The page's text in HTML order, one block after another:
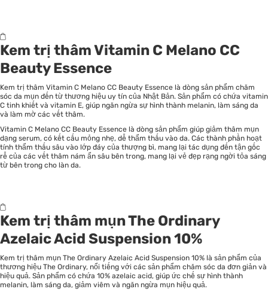
Kem trị thâm Vitamin C Melano CC
Beauty Essence
Kem trị thâm Vitamin C Melano CC Beauty Essence là dòng sản phẩm chăm
sóc da mụn đến từ thương hiệu uy tín của Nhật Bản. Sản phẩm có chứa vitamin
C tinh khiết và vitamin E, giúp ngăn ngừa sự hình thành melanin, làm sáng da
và làm mờ các vết thâm.
Vitamin C Melano CC Beauty Essence là dòng sản phẩm giúp giảm thâm mụn
dạng serum, có kết cấu mỏng nhẹ, dễ thẩm thấu vào da. Các thành phần hoạt
tính thẩm thấu sâu vào lớp đáy của thượng bì, mang lại tác dụng đến tận gốc
rễ của các vết thâm nám ẩn sâu bên trong, mang lại vẻ đẹp rạng ngời tỏa sáng
từ bên trong cho làn da.
Kem trị thâm mụn The Ordinary
Azelaic Acid Suspension 10%
Kem trị thâm mụn The Ordinary Azelaic Acid Suspension 10% là sản phẩm của
thương hiệu The Ordinary, nổi tiếng với các sản phẩm chăm sóc da đơn giản và
hiệu quả. Sản phẩm có chứa 10% azelaic acid, giúp ức chế sự hình thành
melanin, làm sáng da, giảm viêm và ngăn ngừa mụn hiệu quả.